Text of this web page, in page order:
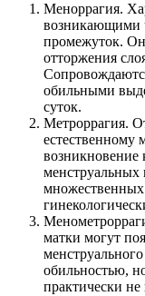
Меноррагия.
возникающими
промежуток.
отторжения
обильными
суток.
Метроррагия.
естественному
возникновение
матки могут
обильностью,
практически